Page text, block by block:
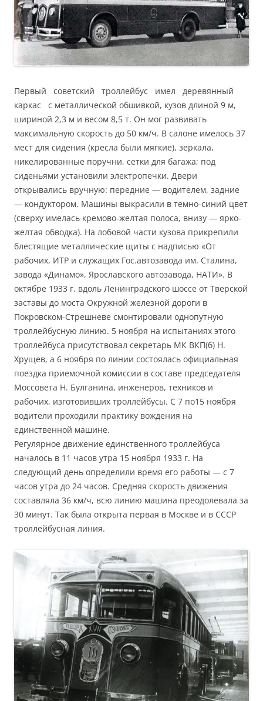
Первый советский троллейбус имел деревянный
каркас с металлической обшивкой, кузов длиной 9 м,
шириной 2,3 м и весом 8,5 т. Он мог развивать
максимальную скорость до 50 км/ч. В салоне имелось 37
мест для сидения (кресла были мягкие), зеркала,
никелированные поручни, сетки для багажа; под
сиденьями установили электропечки. Двери
открывались вручную: передние — водителем, задние
— кондуктором. Машины выкрасили в темно-синий цвет
(сверху имелась кремово-желтая полоса, внизу — ярко-
желтая обводка). На лобовой части кузова прикрепили
блестящие металлические щиты с надписью «От
рабочих, ИТР и служащих Гос.автозавода им. Сталина,
завода «Динамо», Ярославского автозавода, НАТИ». В
октябре 1933 г. вдоль Ленинградского шоссе от Тверской
заставы до моста Окружной железной дороги в
Покровском-Стрешневе смонтировали однопутную
троллейбусную линию. 5 ноября на испытаниях этого
троллейбуса присутствовал секретарь МК ВКП(б) Н.
Хрущев, а 6 ноября по линии состоялась официальная
поездка приемочной комиссии в составе председателя
Моссовета Н. Булганина, инженеров, техников и
рабочих, изготовивших троллейбусы. С 7 по15 ноября
водители проходили практику вождения на
единственной машине.
Регулярное движение единственного троллейбуса
началось в 11 часов утра 15 ноября 1933 г. На
следующий день определили время его работы — с 7
часов утра до 24 часов. Средняя скорость движения
составляла 36 км/ч, всю линию машина преодолевала за
30 минут. Так была открыта первая в Москве и в СССР
троллейбусная линия.